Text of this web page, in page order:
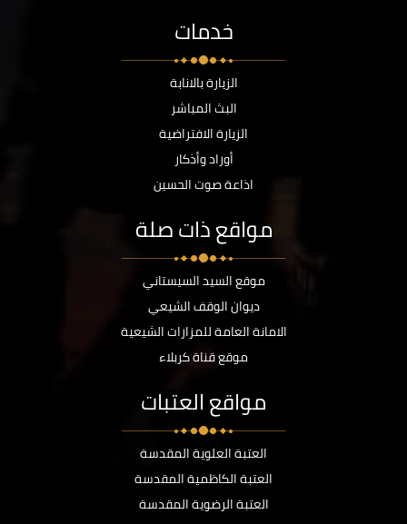
خدمات
الزيارة بالانابة
البث المباشر
الزيارة الافتراضية
أوراد وأذكار
اذاعة صوت الحسين
مواقع ذات صلة
موقع السيد السيستاني
ديوان الوقف الشيعي
الامانة العامة للمزارات الشيعية
موقع قناة كربلاء
مواقع العتبات
العتبة العلوية المقدسة
العتبة الكاظمية المقدسة
العتبة الرضوية المقدسة